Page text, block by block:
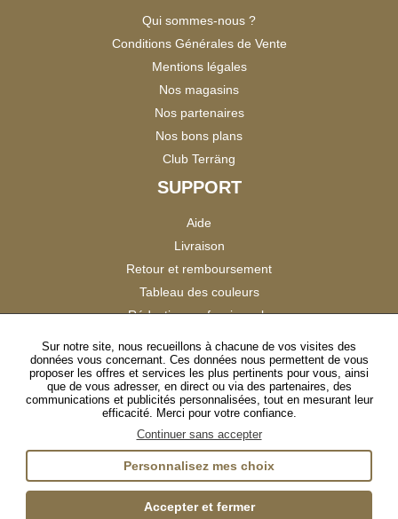
Qui sommes-nous ?
Conditions Générales de Vente
Mentions légales
Nos magasins
Nos partenaires
Nos bons plans
Club Terräng
SUPPORT
Aide
Livraison
Retour et remboursement
Tableau des couleurs
Réduction professionnels
Satisfaction Clients
SUIVEZ-NOUS
InstagramTikTokFacebookYouTubeLinkedIn
Sur notre site, nous recueillons à chacune de vos visites des
données vous concernant. Ces données nous permettent de vous
proposer les offres et services les plus pertinents pour vous, ainsi
que de vous adresser, en direct ou via des partenaires, des
communications et publicités personnalisées, tout en mesurant leur
efficacité. Merci pour votre confiance.
Continuer sans accepter
Personnalisez mes choix
Accepter et fermer